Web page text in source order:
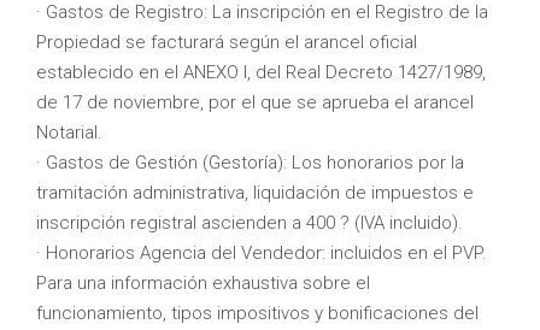
· Gastos de Registro: La inscripción en el Registro de la
Propiedad se facturará según el arancel oficial
establecido en el ANEXO I, del Real Decreto 1427/1989,
de 17 de noviembre, por el que se aprueba el arancel
Notarial.
· Gastos de Gestión (Gestoría): Los honorarios por la
tramitación administrativa, liquidación de impuestos e
inscripción registral ascienden a 400 ? (IVA incluido).
· Honorarios Agencia del Vendedor: incluidos en el PVP.
Para una información exhaustiva sobre el
funcionamiento, tipos impositivos y bonificaciones del